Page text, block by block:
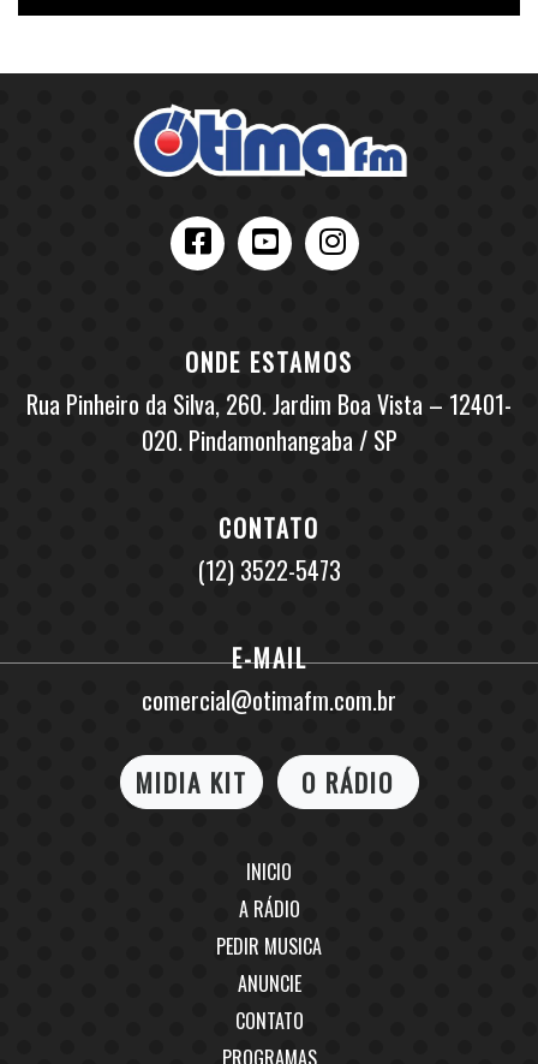
ONDE ESTAMOS
Rua Pinheiro da Silva, 260. Jardim Boa Vista – 12401-
020. Pindamonhangaba / SP
CONTATO
(12) 3522-5473
E-MAIL
comercial@otimafm.com.br
MIDIA KIT O RÁDIO
INICIO
A RÁDIO
PEDIR MUSICA
ANUNCIE
CONTATO
PROGRAMAS